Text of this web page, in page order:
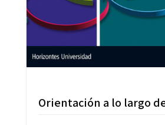
Orientación a lo largo